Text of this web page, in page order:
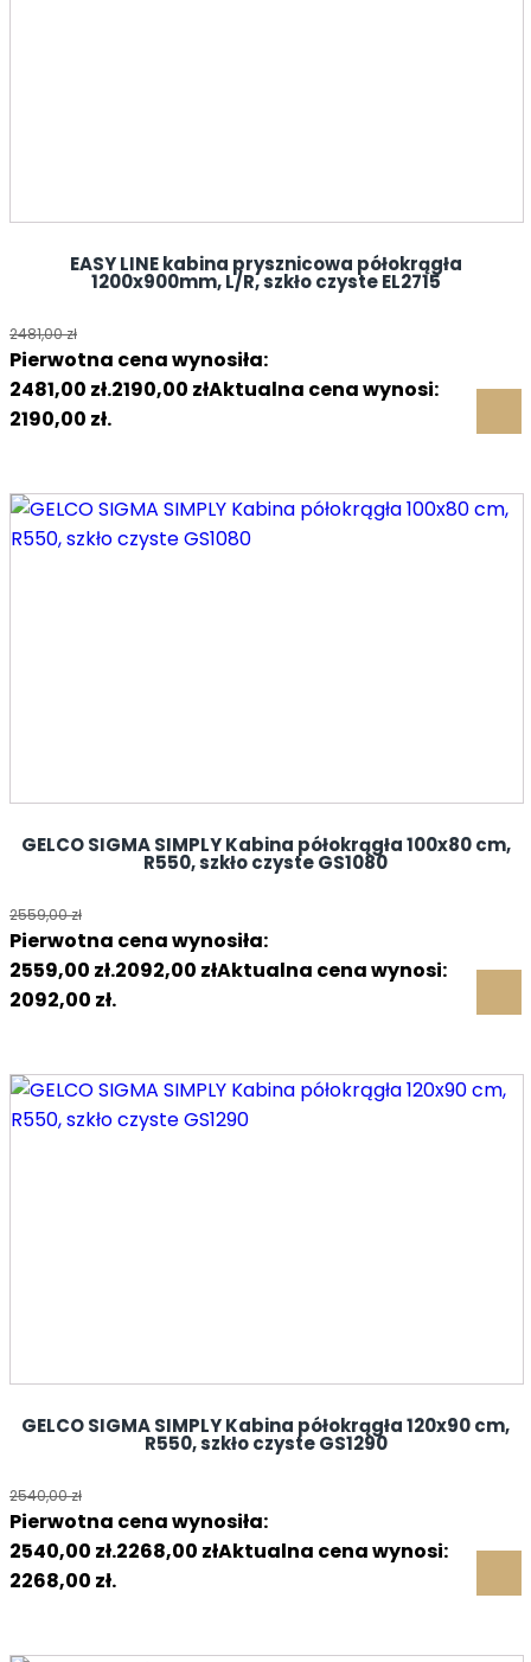
EASY LINE kabina prysznicowa półokrągła
1200x900mm, L/R, szkło czyste EL2715
2481,00zł
Pierwotna cena wynosiła:
2481,00 zł.2190,00 złAktualna cena wynosi:
2190,00 zł.
GELCO SIGMA SIMPLY Kabina półokrągła 100x80 cm,
R550, szkło czyste GS1080
2559,00zł
Pierwotna cena wynosiła:
2559,00 zł.2092,00 złAktualna cena wynosi:
2092,00 zł.
GELCO SIGMA SIMPLY Kabina półokrągła 120x90 cm,
R550, szkło czyste GS1290
2540,00zł
Pierwotna cena wynosiła:
2540,00 zł.2268,00 złAktualna cena wynosi:
2268,00 zł.